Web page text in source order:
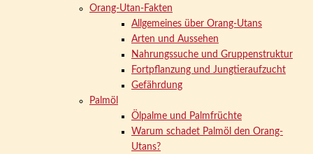
Orang-Utan-Fakten
Allgemeines über Orang-Utans
Arten und Aussehen
Nahrungssuche und Gruppenstruktur
Fortpflanzung und Jungtieraufzucht
Gefährdung
Palmöl
Ölpalme und Palmfrüchte
Warum schadet Palmöl den Orang-
Utans?